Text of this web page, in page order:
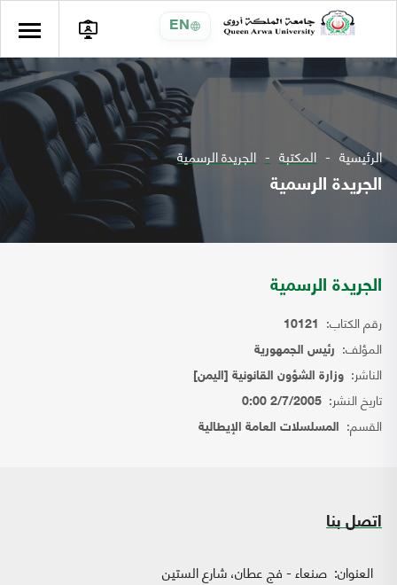
EN
الرئيسية المكتبة الجريدة الرسمية
الجريدة الرسمية
الجريدة الرسمية
رقم الكتاب: 10121
المؤلف: رئيس الجمهورية
الناشر: وزارة الشؤون القانونية [اليمن]
تاريخ النشر: 2/7/2005 0:00
القسم: المسلسلات العامة الإيطالية
اتصل بنا
العنوان: صنعاء - فج عطان، شارع الستين